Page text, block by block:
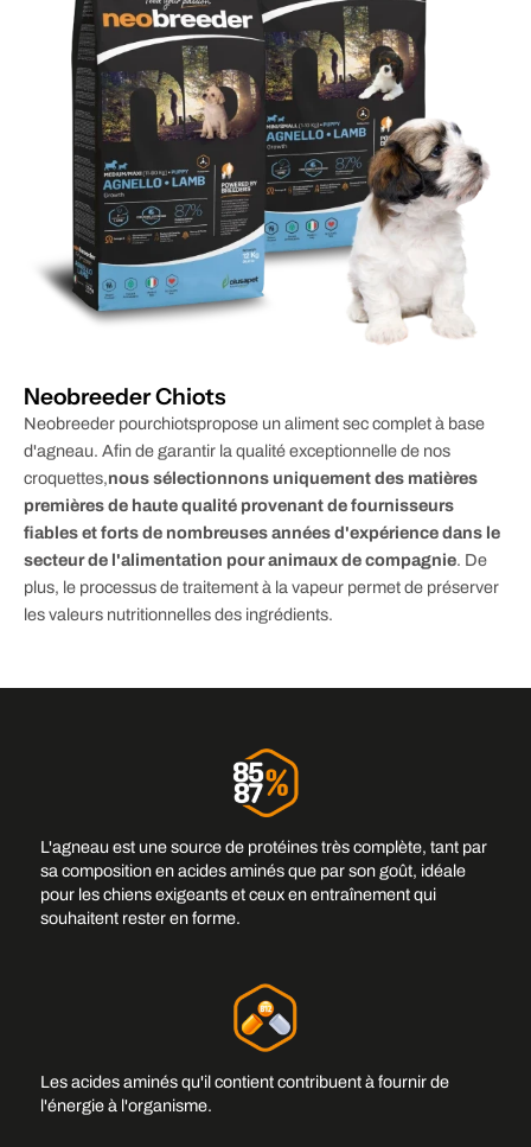
Neobreeder Chiots
Neobreeder pourchiotspropose un aliment sec complet à base
d'agneau. Afin de garantir la qualité exceptionnelle de nos
croquettes,nous sélectionnons uniquement des matières
premières de haute qualité provenant de fournisseurs
fiables et forts de nombreuses années d'expérience dans le
secteur de l'alimentation pour animaux de compagnie. De
plus, le processus de traitement à la vapeur permet de préserver
les valeurs nutritionnelles des ingrédients.
L'agneau est une source de protéines très complète, tant par
sa composition en acides aminés que par son goût, idéale
pour les chiens exigeants et ceux en entraînement qui
souhaitent rester en forme.
Les acides aminés qu'il contient contribuent à fournir de
l'énergie à l'organisme.